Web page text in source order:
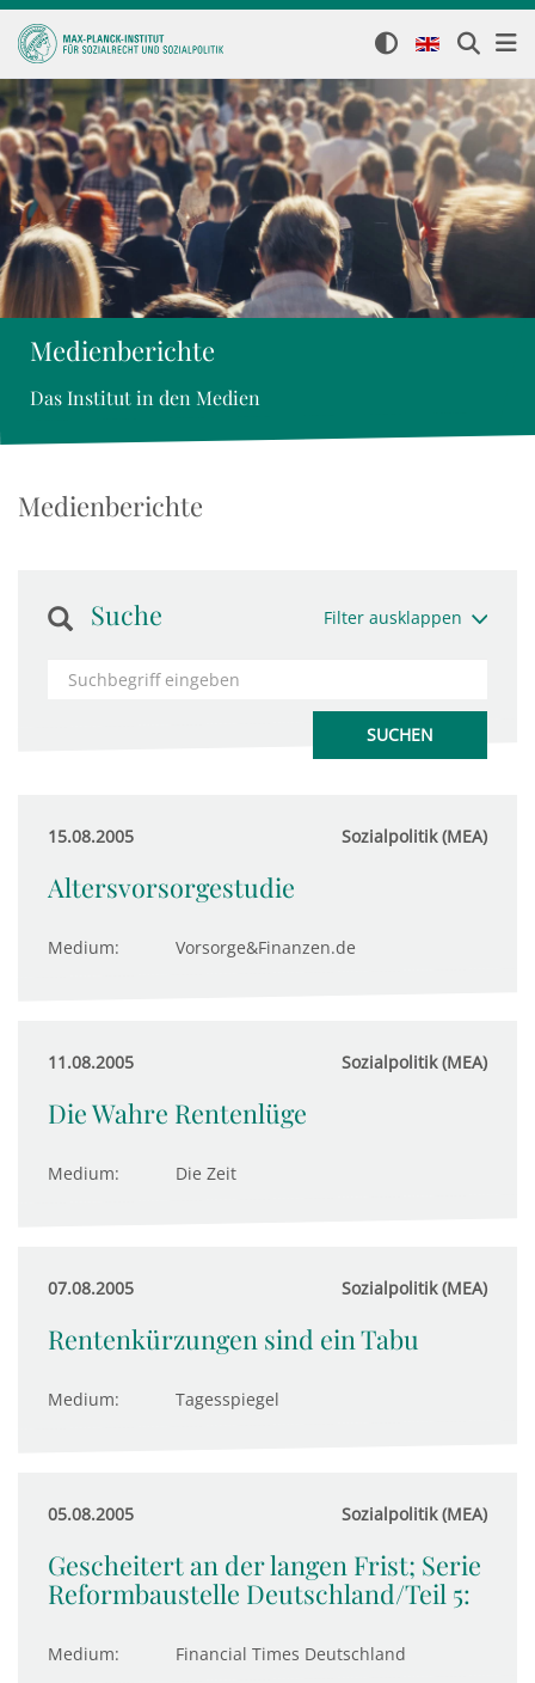
Medienberichte
Das Institut in den Medien
Medienberichte
Suche Filter ausklappen
15.08.2005 Sozialpolitik (MEA)
Altersvorsorgestudie
Medium: Vorsorge&Finanzen.de
11.08.2005 Sozialpolitik (MEA)
Die Wahre Rentenlüge
Medium: Die Zeit
07.08.2005 Sozialpolitik (MEA)
Rentenkürzungen sind ein Tabu
Medium: Tagesspiegel
05.08.2005 Sozialpolitik (MEA)
Gescheitert an der langen Frist; Serie
Reformbaustelle Deutschland/Teil 5:
Medium: Financial Times Deutschland